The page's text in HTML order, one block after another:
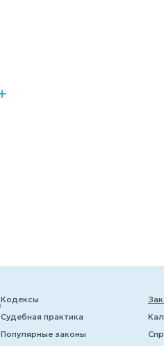
Кодексы
Судебная практика
Популярные законы